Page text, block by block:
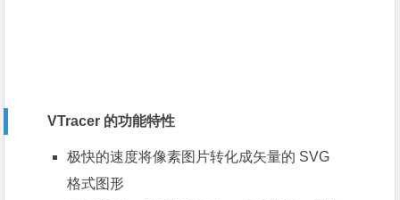
VTracer 的功能特性
极快的速度将像素图片转化成矢量的 SVG
格式图形